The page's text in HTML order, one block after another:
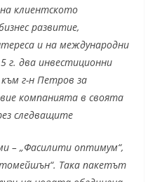
клиентското
развитие,
и на международни
г. два инвестиционни
г-н Петров за
компанията в своята
следващите
– „Фасилити оптимум“,
Така пакетът